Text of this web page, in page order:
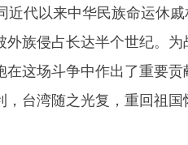
代以来中华民族命运休
族侵占长达半个世纪。
这场斗争中作出了重要
台湾随之光复，重回祖